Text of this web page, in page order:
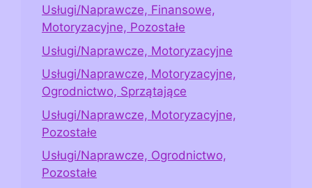
Usługi/Naprawcze, Finansowe,
Motoryzacyjne, Pozostałe
Usługi/Naprawcze, Motoryzacyjne
Usługi/Naprawcze, Motoryzacyjne,
Ogrodnictwo, Sprzątające
Usługi/Naprawcze, Motoryzacyjne,
Pozostałe
Usługi/Naprawcze, Ogrodnictwo,
Pozostałe